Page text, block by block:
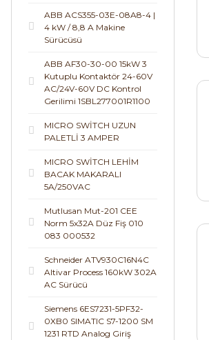
ABB ACS355-03E-08A8-4 |
4 kW / 8,8 A Makine
Sürücüsü
ABB AF30-30-00 15kW 3
Kutuplu Kontaktör 24-60V
AC/24V-60V DC Kontrol
Gerilimi 1SBL277001R1100
MICRO SWİTCH UZUN
PALETLİ 3 AMPER
MICRO SWİTCH LEHİM
BACAK MAKARALI
5A/250VAC
Mutlusan Mut-201 CEE
Norm 5x32A Düz Fiş 010
083 000532
Schneider ATV930C16N4C
Altivar Process 160kW 302A
AC Sürücü
Siemens 6ES7231-5PF32-
0XB0 SIMATIC S7-1200 SM
1231 RTD Analog Giriş